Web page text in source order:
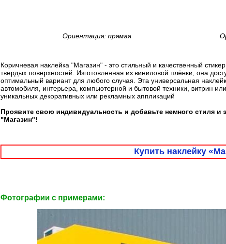
Ориентация: прямая
Коричневая наклейка "Магазин" - это стильный и качественный
твердых поверхностей. Изготовленная из виниловой плёнки, она
оптимальный вариант для любого случая. Эта универсальная
автомобиля, интерьера, компьютерной и бытовой техники, витрин
уникальных декоративных или рекламных аппликаций
Проявите свою индивидуальность и добавьте немного стиля
"Магазин"!
Купить наклейку
Фотографии c примерами: